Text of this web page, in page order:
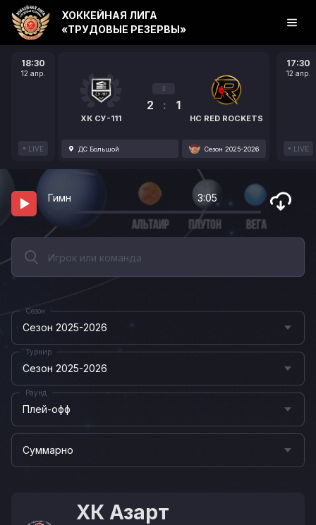
18:30
12 апр.
LIVE
ХК СУ-111
3
2 : 1
HC RED ROCKETS
ДС Большой Сезон 2025-2026
17:30
12 апр.
LIVE
ХОККЕЙНАЯ ЛИГА
«ТРУДОВЫЕ РЕЗЕРВЫ»
Гимн 3:05
Сезон 2025-2026
Сезон
Сезон 2025-2026
Турнир
Плей-офф
Раунд
Суммарно
ХК Азарт